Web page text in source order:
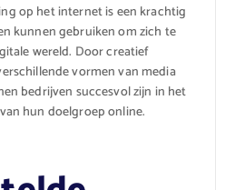
op het internet is een krachtig
kunnen gebruiken om zich te
wereld. Door creatief
vormen van media
bedrijven succesvol zijn in het
hun doelgroep online.